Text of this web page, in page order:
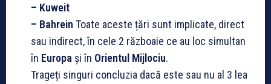
– Kuweit
– Bahrein Toate aceste țări sunt implicate, direct
sau indirect, în cele 2 războaie ce au loc simultan
în Europa și în Orientul Mijlociu.
Trageți singuri concluzia dacă este sau nu al 3 lea